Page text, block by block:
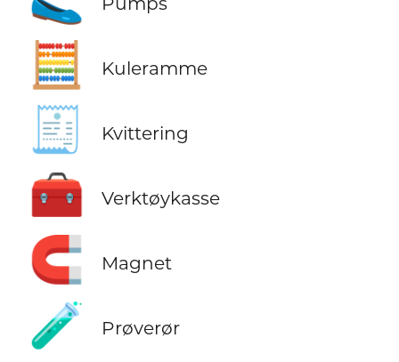
🧮 Kuleramme
🧾 Kvittering
🧰 Verktøykasse
🧲 Magnet
🧪 Prøverør